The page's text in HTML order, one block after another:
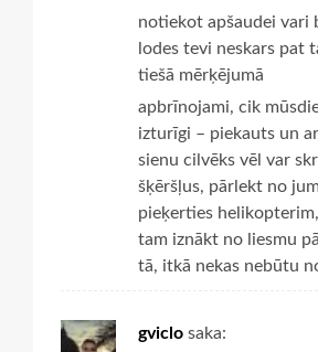
notiekot apšaudei vari
lodes tevi neskars pat
tiešā mērķējumā
apbrīnojami, cik
izturīgi – piekauts un
sienu cilvēks vēl var
šķēršļus, pārlekt no
pieķerties
tam iznākt no liesmu
tā, itkā nekas nebūtu
gviclo saka: